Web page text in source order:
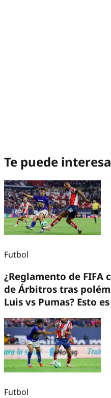
Te puede
Futbol
¿Reglamento de FIFA
de Árbitros tras
Luis vs Pumas? Esto
Futbol